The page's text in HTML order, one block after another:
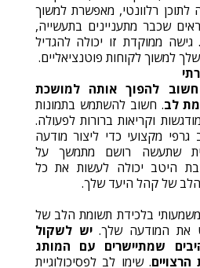
רלוונטי, מאפשרת למשוך
שכבר מתעניינים בתעשייה,
ממוקדת זו יכולה להגדיל
למשוך לקוחות פוטנציאליים.
חשוב להפוך אותה למושכת
לב. חשוב להשתמש בתמונות
וקריאות ברורות לפעולה.
מקצועי כדי ליצור מודעה
שתעשה רושם מתמשך על
היטב יכולה לעשות את כל
של קהל היעד שלך.
בלכידת תשומת הלב של
את המודעה שלך.יש לשקול
שמתיישרים עם המותג
. שימו לב לפסיכולוגיית